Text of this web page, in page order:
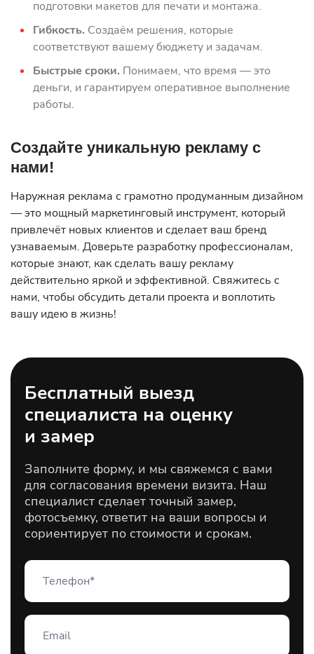
подготовки макетов для печати и монтажа.
Гибкость. Создаём решения, которые
соответствуют вашему бюджету и задачам.
Быстрые сроки. Понимаем, что время — это
деньги, и гарантируем оперативное выполнение
работы.
Создайте уникальную рекламу с
нами!
Наружная реклама с грамотно продуманным дизайном
— это мощный маркетинговый инструмент, который
привлечёт новых клиентов и сделает ваш бренд
узнаваемым. Доверьте разработку профессионалам,
которые знают, как сделать вашу рекламу
действительно яркой и эффективной. Свяжитесь с
нами, чтобы обсудить детали проекта и воплотить
вашу идею в жизнь!
Бесплатный выезд
специалиста на оценку
и замер
Заполните форму, и мы свяжемся с вами
для согласования времени визита. Наш
специалист сделает точный замер,
фотосъемку, ответит на ваши вопросы и
сориентирует по стоимости и срокам.